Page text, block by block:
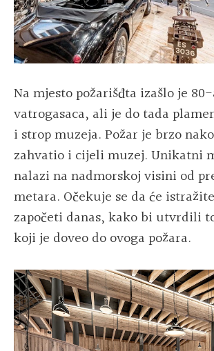
Na mjesto požarišđta izašlo je
vatrogasaca, ali je do tada
i strop muzeja. Požar je brzo
zahvatio i cijeli muzej. Unikatni
nalazi na nadmorskoj visini od
metara. Očekuje se da će
započeti danas, kako bi utvrdili
koji je doveo do ovoga požara.